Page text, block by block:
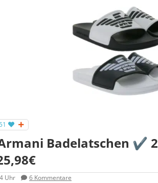
Badelatschen ✔️
Uhr 6 Kommentare